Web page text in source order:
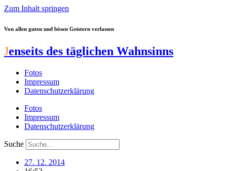
Zum Inhalt springen
Von allen guten und bösen Geistern verlassen
Jenseits des täglichen Wahnsinns
Fotos
Impressum
Datenschutzerklärung
Fotos
Impressum
Datenschutzerklärung
Suche
27. 12. 2014